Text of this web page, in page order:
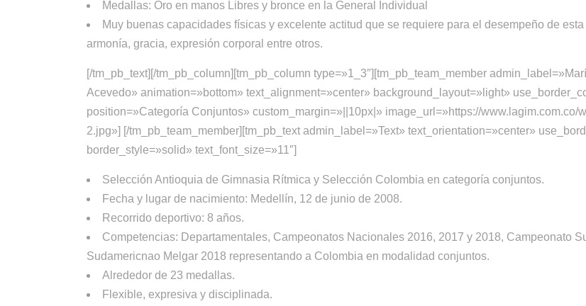
Medallas: Oro en manos Libres y bronce en la General Individual
Muy buenas capacidades físicas y excelente actitud que se requiere para el desempeño de
armonía, gracia, expresión corporal entre otros.
[/tm_pb_text][/tm_pb_column][tm_pb_column type=»1_3″][tm_pb_team_member
Acevedo» animation=»bottom» text_alignment=»center» background_layout=»light»
position=»Categoría Conjuntos» custom_margin=»||10px|» image_url=»https://
2.jpg»] [/tm_pb_team_member][tm_pb_text admin_label=»Text» text_orientation=»center»
border_style=»solid» text_font_size=»11″]
Selección Antioquia de Gimnasia Rítmica y Selección Colombia en categoría conjuntos.
Fecha y lugar de nacimiento: Medellín, 12 de junio de 2008.
Recorrido deportivo: 8 años.
Competencias: Departamentales, Campeonatos Nacionales 2016, 2017 y 2018, Campeonato
Sudamericnao Melgar 2018 representando a Colombia en modalidad conjuntos.
Alrededor de 23 medallas.
Flexible, expresiva y disciplinada.